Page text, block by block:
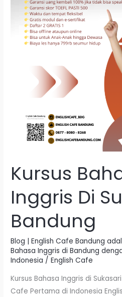
Kursus
Inggris Di
Bandung
Blog | English Cafe Bandung
Bahasa Inggris di Bandung
Indonesia /English Cafe
Kursus Bahasa Inggris di
Cafe Pertama di Indonesia